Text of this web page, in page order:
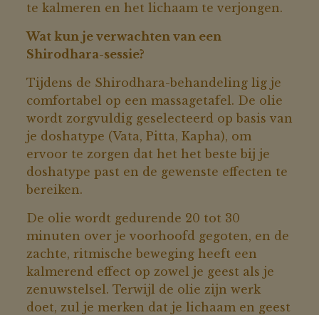
te kalmeren en het lichaam te verjongen.
Wat kun je verwachten van een
Shirodhara-sessie?
Tijdens de Shirodhara-behandeling lig je
comfortabel op een massagetafel. De olie
wordt zorgvuldig geselecteerd op basis van
je doshatype (Vata, Pitta, Kapha), om
ervoor te zorgen dat het het beste bij je
doshatype past en de gewenste effecten te
bereiken.
De olie wordt gedurende 20 tot 30
minuten over je voorhoofd gegoten, en de
zachte, ritmische beweging heeft een
kalmerend effect op zowel je geest als je
zenuwstelsel. Terwijl de olie zijn werk
doet, zul je merken dat je lichaam en geest